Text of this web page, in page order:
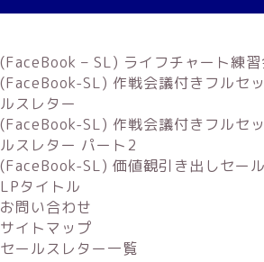
(FaceBook – SL) ライフチャート練習
(FaceBook-SL) 作戦会議付きフルセ
ルスレター
(FaceBook-SL) 作戦会議付きフルセ
ルスレター パート2
(FaceBook-SL) 価値観引き出しセー
LPタイトル
お問い合わせ
サイトマップ
セールスレター一覧